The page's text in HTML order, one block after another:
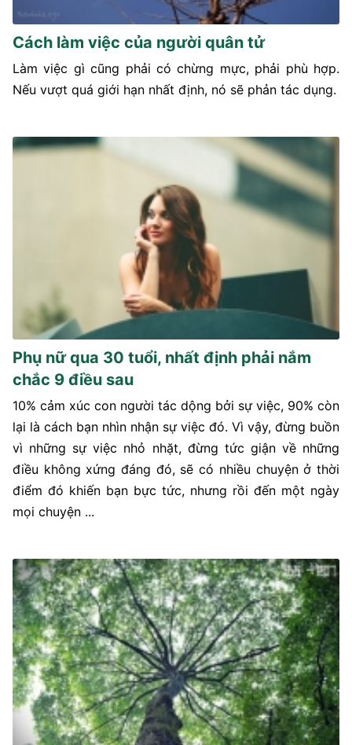
Cách làm việc của người quân tử
Làm việc gì cũng phải có chừng mực, phải phù hợp.
Nếu vượt quá giới hạn nhất định, nó sẽ phản tác dụng.
Phụ nữ qua 30 tuổi, nhất định phải nắm
chắc 9 điều sau
10% cảm xúc con người tác dộng bởi sự việc, 90% còn
lại là cách bạn nhìn nhận sự việc đó. Vì vậy, đừng buồn
vì những sự việc nhỏ nhặt, đừng tức giận về những
điều không xứng đáng đó, sẽ có nhiều chuyện ở thời
điểm đó khiến bạn bực tức, nhưng rồi đến một ngày
mọi chuyện ...